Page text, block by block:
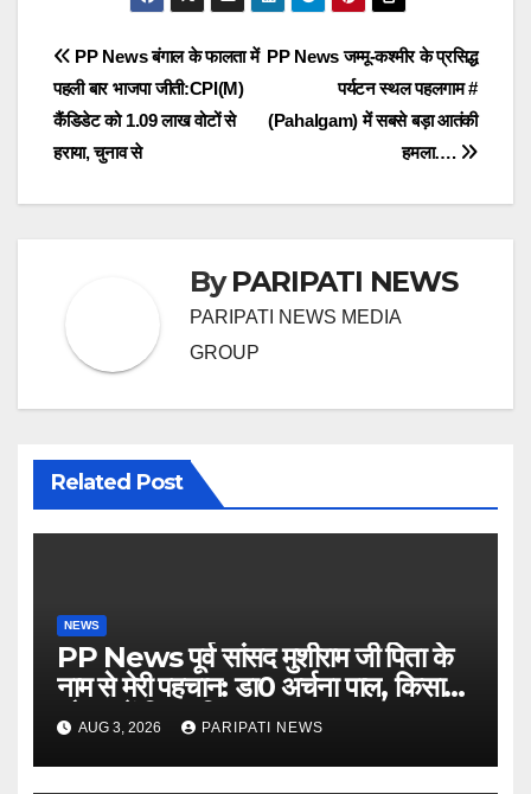
Post
navigation
PP News जम्मू-कश्मीर के प्रसिद्ध
पर्यटन स्थल पहलगाम #
(Pahalgam) में सबसे बड़ा आतंकी
हमला….
PP News बंगाल के फालता में
पहली बार भाजपा जीती:CPI(M)
कैंडिडेट को 1.09 लाख वोटों से
हराया, चुनाव से
ByPARIPATI NEWS
PARIPATI NEWS MEDIA
GROUP
Related Post
NEWS
PP News पूर्व सांसद मुशीराम जी पिता के
नाम से मेरी पहचान: डा0 अर्चना पाल, किसान
चौपाल में दिया परिचय
AUG 3, 2026 PARIPATI NEWS